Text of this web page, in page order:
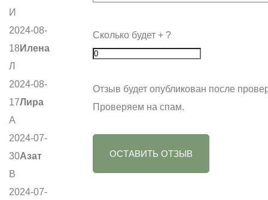
И
2024-08-
18 Илена
Л
2024-08-
17Лира
А
2024-07-
30Азат
В
2024-07-
Сколько будет + ?
Отзыв будет опубликован после
Проверяем на спам.
ОСТАВИТЬ ОТЗЫВ